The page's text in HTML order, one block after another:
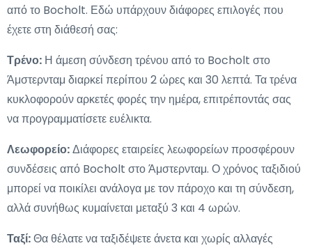
από το Bocholt. Εδώ υπάρχουν διάφορες επιλογές που
έχετε στη διάθεσή σας:
Τρένο: Η άμεση σύνδεση τρένου από το Bocholt στο
Άμστερνταμ διαρκεί περίπου 2 ώρες και 30 λεπτά. Τα τρένα
κυκλοφορούν αρκετές φορές την ημέρα, επιτρέποντάς σας
να προγραμματίσετε ευέλικτα.
Λεωφορείο:Διάφορες εταιρείες λεωφορείων προσφέρουν
συνδέσεις από Bocholt στο Άμστερνταμ. Ο χρόνος ταξιδιού
μπορεί να ποικίλει ανάλογα με τον πάροχο και τη σύνδεση,
αλλά συνήθως κυμαίνεται μεταξύ 3 και 4 ωρών.
Ταξί:Θα θέλατε να ταξιδέψετε άνετα και χωρίς αλλαγές